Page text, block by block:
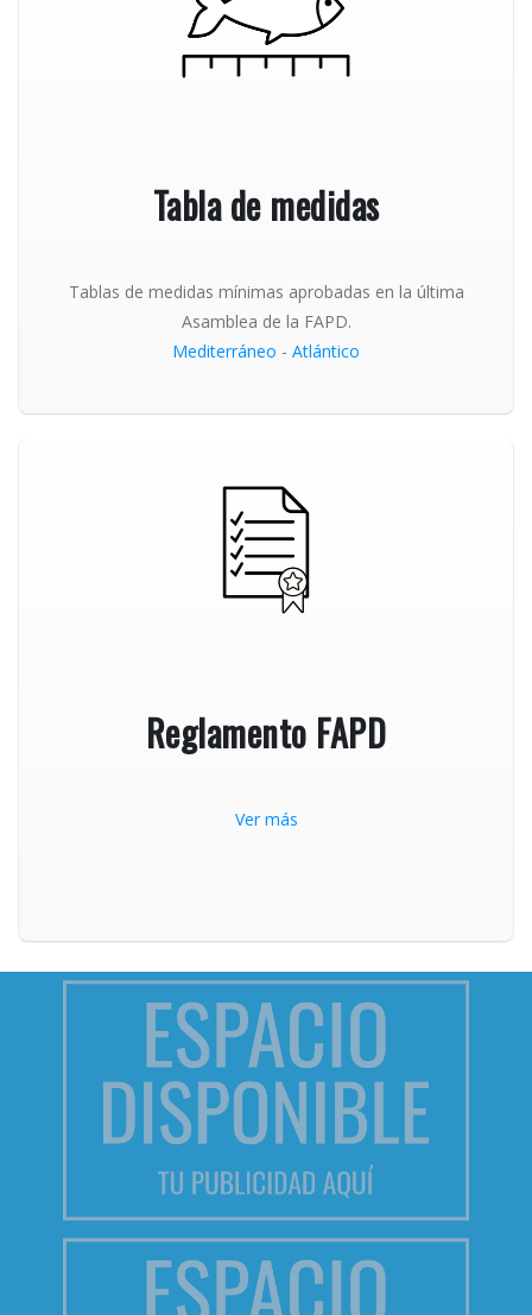
Tabla de medidas
Tablas de medidas mínimas aprobadas en la última
Asamblea de la FAPD.
Mediterráneo - Atlántico
Reglamento FAPD
Ver más